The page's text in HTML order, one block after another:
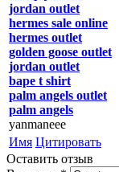
jordan outlet
hermes sale online
hermes outlet
golden goose outlet
jordan outlet
bape t shirt
palm angels outlet
palm angels
yanmaneee
Имя Цитировать
Оставить отзыв